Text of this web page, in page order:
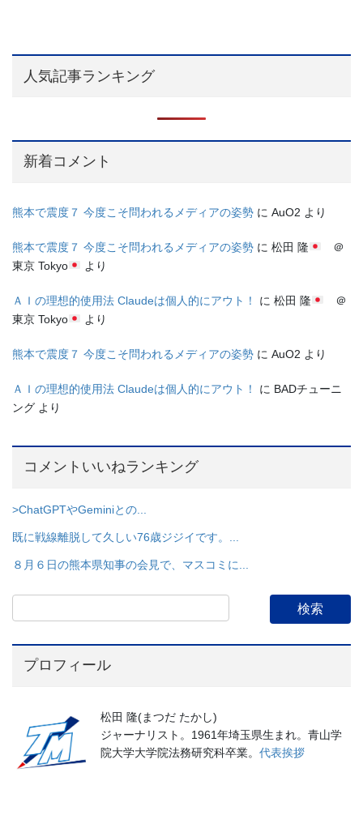
人気記事ランキング
新着コメント
熊本で震度７ 今度こそ問われるメディアの姿勢 に AuO2 より
熊本で震度７ 今度こそ問われるメディアの姿勢 に 松田 隆
＠
東京 Tokyo
より
ＡＩの理想的使用法 Claudeは個人的にアウト！ に 松田 隆
＠
東京 Tokyo
より
熊本で震度７ 今度こそ問われるメディアの姿勢 に AuO2 より
ＡＩの理想的使用法 Claudeは個人的にアウト！ に BADチューニ
ング より
コメントいいねランキング
>ChatGPTやGeminiとの...
既に戦線離脱して久しい76歳ジジイです。...
８月６日の熊本県知事の会見で、マスコミに...
プロフィール
松田 隆(まつだ たかし)
ジャーナリスト。1961年埼玉県生まれ。青山学
院大学大学院法務研究科卒業。 代表挨拶